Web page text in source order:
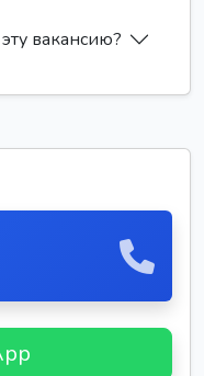
вакансию?